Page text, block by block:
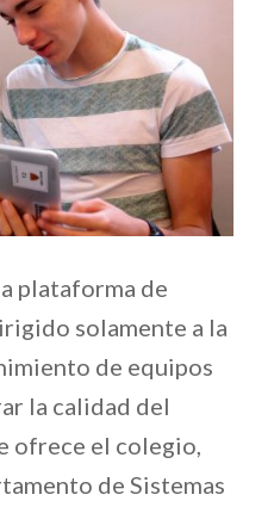
plataforma de
solamente a la
de equipos
la calidad del
ofrece el colegio,
de Sistemas